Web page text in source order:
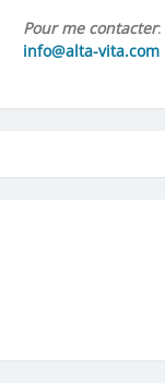
Pour me contacter:
info@alta-vita.com